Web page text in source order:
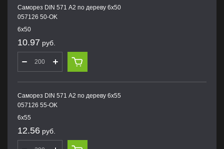
Саморез DIN 571 А2 по дереву 6х50
057126 50-OK
6х50
10.97 руб.
Саморез DIN 571 А2 по дереву 6х55
057126 55-OK
6х55
12.56 руб.